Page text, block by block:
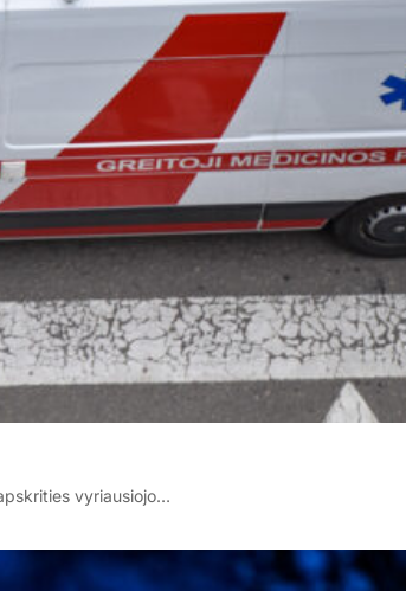
vyriausiojo…